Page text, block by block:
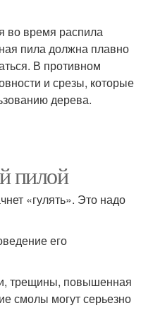
во время распила
пила должна плавно
В противном
и срезы, которые
дерева.
пилой
«гулять». Это надо
его
трещины, повышенная
смолы могут серьезно